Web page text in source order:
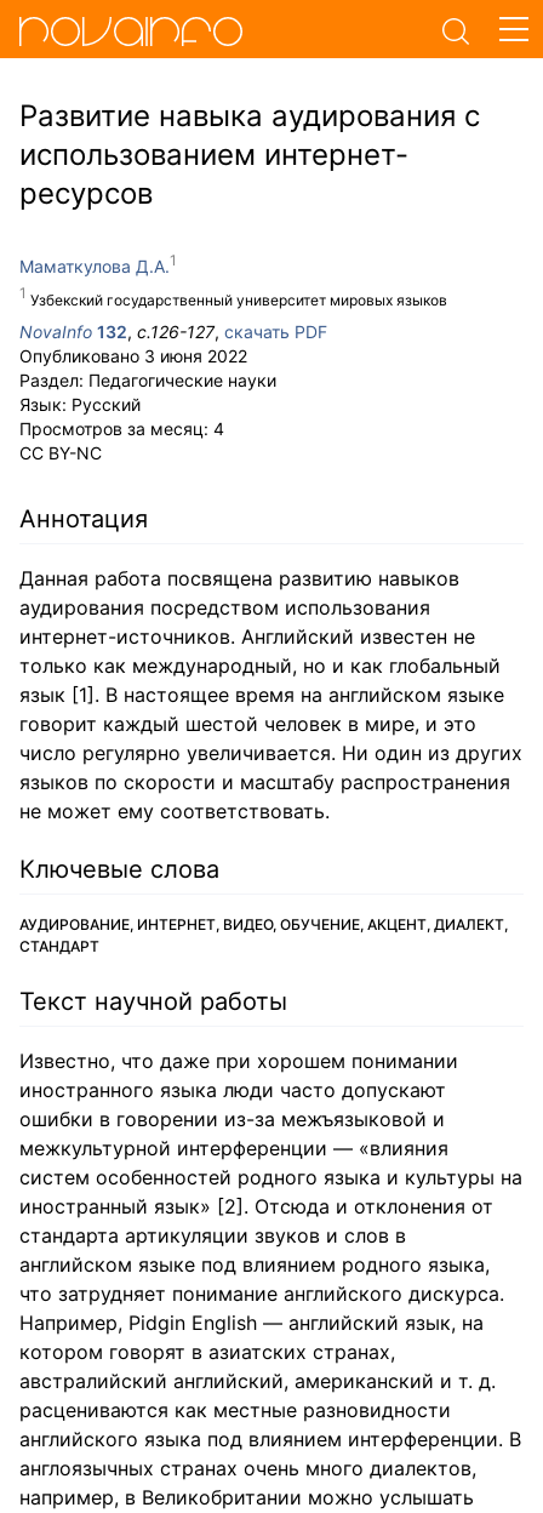
Развитие навыка аудирования с
использованием интернет-
ресурсов
Маматкулова Д.А.
Узбекский государственный университет мировых языков
NovaInfo 132, с.126-127, скачать PDF
Опубликовано 3 июня 2022
Раздел: Педагогические науки
Язык: Русский
Просмотров за месяц: 4
CC BY-NC
Аннотация
Данная работа посвящена развитию навыков
аудирования посредством использования
интернет-источников. Английский известен не
только как международный, но и как глобальный
язык [1]. В настоящее время на английском языке
говорит каждый шестой человек в мире, и это
число регулярно увеличивается. Ни один из других
языков по скорости и масштабу распространения
не может ему соответствовать.
Ключевые слова
АУДИРОВАНИЕ, ИНТЕРНЕТ, ВИДЕО, ОБУЧЕНИЕ, АКЦЕНТ, ДИАЛЕКТ,
СТАНДАРТ
Текст научной работы
Известно, что даже при хорошем понимании
иностранного языка люди часто допускают
ошибки в говорении из-за межъязыковой и
межкультурной интерференции — «влияния
систем особенностей родного языка и культуры на
иностранный язык» [2]. Отсюда и отклонения от
стандарта артикуляции звуков и слов в
английском языке под влиянием родного языка,
что затрудняет понимание английского дискурса.
Например, Pidgin English — английский язык, на
котором говорят в азиатских странах,
австралийский английский, американский и т. д.
расцениваются как местные разновидности
английского языка под влиянием интерференции. В
англоязычных странах очень много диалектов,
например, в Великобритании можно услышать